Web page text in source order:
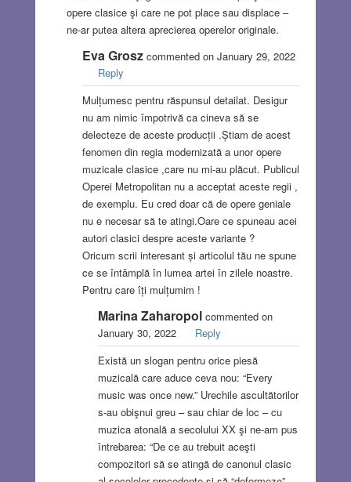
opere clasice şi care ne pot place sau displace –
ne-ar putea altera aprecierea operelor originale.
Eva Groszcommented on January 29, 2022
Reply
Mulțumesc pentru răspunsul detailat. Desigur
nu am nimic împotrivă ca cineva să se
delecteze de aceste producții .Știam de acest
fenomen din regia modernizată a unor opere
muzicale clasice ,care nu mi-au plăcut. Publicul
Operei Metropolitan nu a acceptat aceste regii ,
de exemplu. Eu cred doar că de opere geniale
nu e necesar să te atingi.Oare ce spuneau acei
autori clasici despre aceste variante ?
Oricum scrii interesant și articolul tău ne spune
ce se întâmplă în lumea artei în zilele noastre.
Pentru care îți mulțumim !
Marina Zaharopol commented on
January 30, 2022
Reply
Există un slogan pentru orice piesă
muzicală care aduce ceva nou: “Every
music was once new.” Urechile ascultătorilor
s-au obişnui greu – sau chiar de loc – cu
muzica atonală a secolului XX şi ne-am pus
întrebarea: “De ce au trebuit aceşti
compozitori să se atingă de canonul clasic